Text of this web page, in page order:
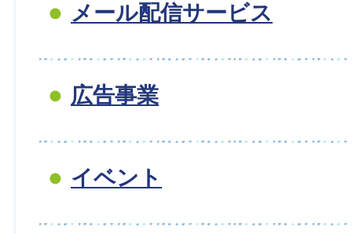
メール配信サービス
広告事業
イベント